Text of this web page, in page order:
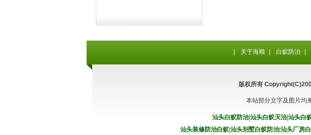
关于海顺 白蚁防治
版权所有
本站部分文字及图片均
汕头白蚁防治|汕头白蚁灭治|汕头白
汕头装修防治白蚁| 汕头别墅白蚁防治|汕头厂房